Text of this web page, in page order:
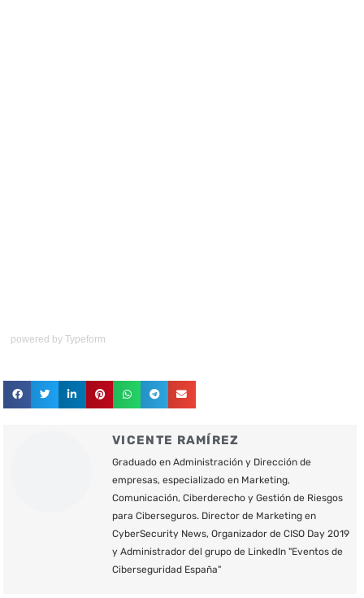
powered byTypeform
VICENTE RAMÍREZ
Graduado en Administración y Dirección de
empresas, especializado en Marketing,
Comunicación, Ciberderecho y Gestión de Riesgos
para Ciberseguros. Director de Marketing en
CyberSecurity News, Organizador de CISO Day 2019
y Administrador del grupo de LinkedIn "Eventos de
Ciberseguridad España"